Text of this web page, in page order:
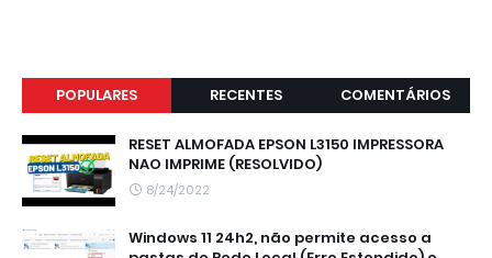
POPULARES RECENTES COMENTÁRIOS
RESET ALMOFADA EPSON L3150 IMPRESSORA
NAO IMPRIME (RESOLVIDO)
8/24/2022
Windows 11 24h2, não permite acesso a